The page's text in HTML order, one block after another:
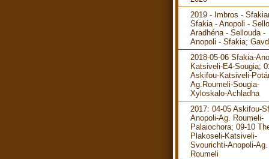
2019 - Imbros -
Sfakia - Anopoli -
Aradhéna - Sellouda -
Anopoli - Sfakia;
2018-05-06 Sfakia-
Katsiveli-E4-Sougia;
Askifou-Katsiveli-
Ag.Roumeli-Sougia-
Xyloskalo-Achladha
2017: 04-05 Askifou-
Anopoli-Ag. Roumeli-
Palaiochora; 09-10
Plakoseli-Katsiveli-
Svourichti-Anopoli-Ag.
Roumeli